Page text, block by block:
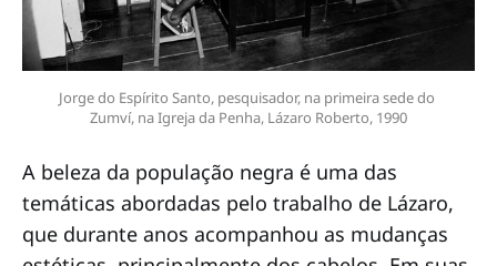
Jorge do Espírito Santo, pesquisador, na primeira sede do
Zumví, na Igreja da Penha, Lázaro Roberto, 1990
A beleza da população negra é uma das
temáticas abordadas pelo trabalho de Lázaro,
que durante anos acompanhou as mudanças